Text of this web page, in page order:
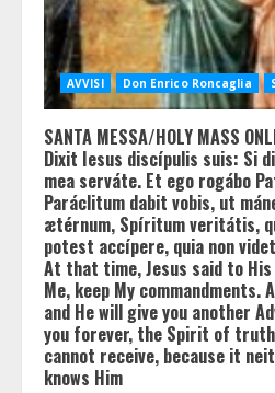
AVVISI Don Enrico Roncaglia
SANTA MESSA/HOLY MASS
Dixit Iesus discípulis suis: Si
mea serváte. Et ego rogábo
Paráclitum dabit vobis, ut
ætérnum, Spíritum veritátis,
potest accípere, quia non
At that time, Jesus said to
Me, keep My commandments.
and He will give you another
you forever, the Spirit of truth
cannot receive, because it
knows Him